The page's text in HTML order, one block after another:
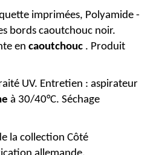
imprimées, Polyamide -
bords caoutchouc noir.
en caoutchouc . Produit
UV. Entretien : aspirateur
à 30/40°C. Séchage
la collection Côté